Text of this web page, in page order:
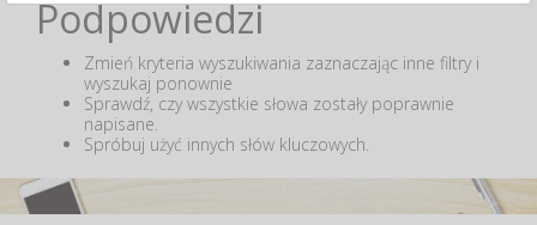
Podpowiedzi
Zmień kryteria wyszukiwania zaznaczając inne filtry i
wyszukaj ponownie
Sprawdź, czy wszystkie słowa zostały poprawnie
napisane.
Spróbuj użyć innych słów kluczowych.